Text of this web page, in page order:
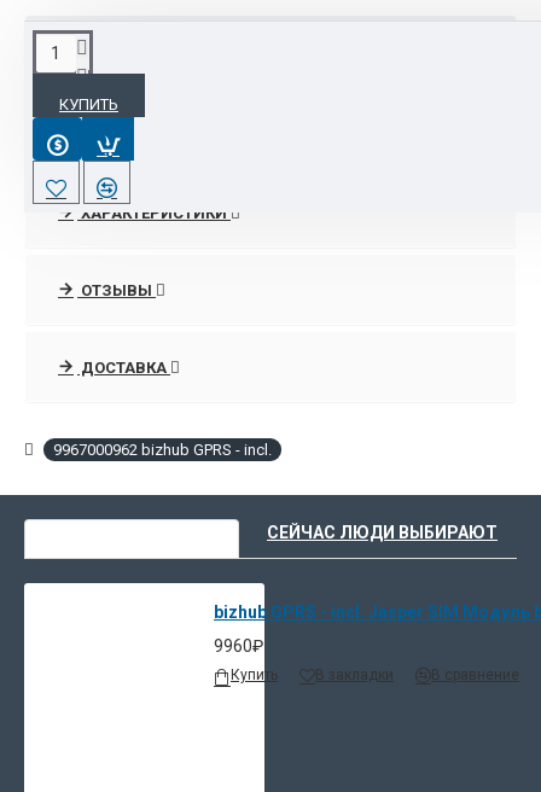
КУПИТЬ
ОПИСАНИЕ
Модуль bizhub GPRS - incl. Jasper SIM для Konica-
Minolta bizhub C220/ C280/C362
ХАРАКТЕРИСТИКИ
ОТЗЫВЫ
ДОСТАВКА
9967000962 bizhub GPRS - incl.
СЕЙЧАС ЛЮДИ ВЫБИРАЮТ
bizhub GPRS - incl. Jasper SIM Модуль
9960₽
Купить В закладки В сравнение